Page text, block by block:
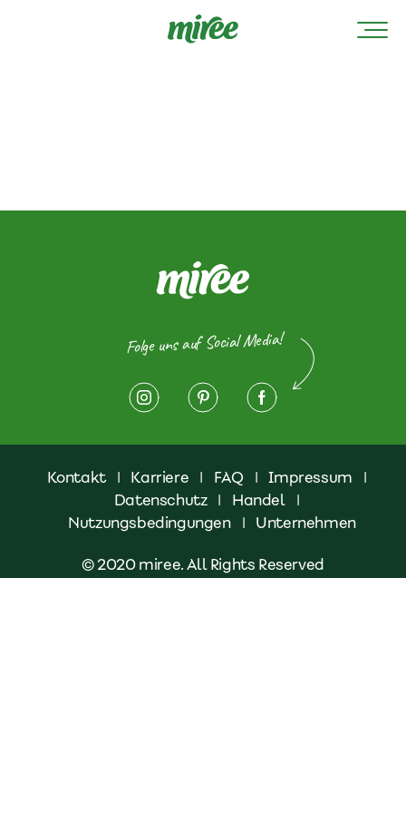
Folge uns auf Social Media!
Kontakt | Karriere | FAQ | Impressum
|
Datenschutz | Handel
|
Nutzungsbedingungen
| Unternehmen
© 2020 miree. All Rights Reserved